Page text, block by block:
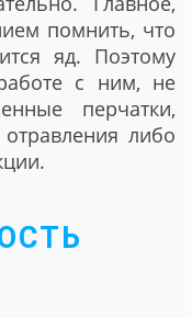
помнить, что
яд. Поэтому
с ним, не
перчатки,
либо